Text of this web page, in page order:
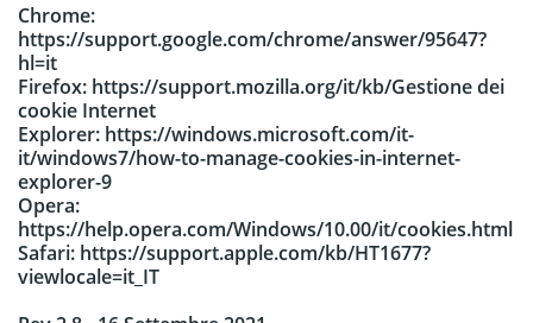
Chrome:
https://support.google.com/chrome/answer/95647?
hl=it
Firefox: https://support.mozilla.org/it/kb/Gestione dei
cookie Internet
Explorer: https://windows.microsoft.com/it-
it/windows7/how-to-manage-cookies-in-internet-
explorer-9
Opera:
https://help.opera.com/Windows/10.00/it/cookies.html
Safari: https://support.apple.com/kb/HT1677?
viewlocale=it_IT